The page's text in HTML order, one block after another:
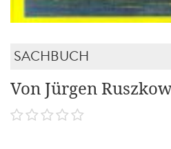
SACHBUCH
Von Jürgen